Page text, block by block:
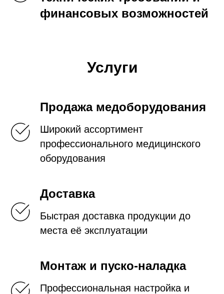
финансовых возможностей
Услуги
Продажа медоборудования
Широкий ассортимент
профессионального медицинского
оборудования
Доставка
Быстрая доставка продукции до
места её эксплуатации
Монтаж и пуско-наладка
Профессиональная настройка и